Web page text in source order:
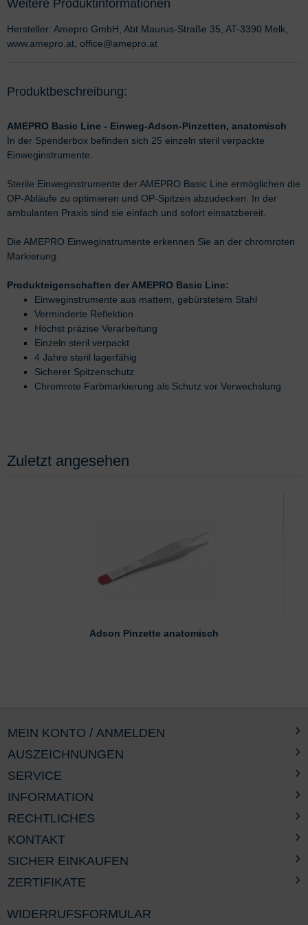
Weitere Produktinformationen
Hersteller: Amepro GmbH, Abt Maurus-Straße 35, AT-3390 Melk,
www.amepro.at, office@amepro.at
Produktbeschreibung:
AMEPRO Basic Line - Einweg-Adson-Pinzetten, anatomisch
In der Spenderbox befinden sich 25 einzeln steril verpackte
Einweginstrumente.
Sterile Einweginstrumente der AMEPRO Basic Line ermöglichen die
OP-Abläufe zu optimieren und OP-Spitzen abzudecken. In der
ambulanten Praxis sind sie einfach und sofort einsatzbereit.
Die AMEPRO Einweginstrumente erkennen Sie an der chromroten
Markierung.
Produkteigenschaften der AMEPRO Basic Line:
Einweginstrumente aus mattem, gebürstetem Stahl
Verminderte Reflektion
Höchst präzise Verarbeitung
Einzeln steril verpackt
4 Jahre steril lagerfähig
Sicherer Spitzenschutz
Chromrote Farbmarkierung als Schutz vor Verwechslung
Zuletzt angesehen
Adson Pinzette anatomisch
AUSZEICHNUNGEN
SERVICE
INFORMATION
RECHTLICHES
MEIN KONTO / ANMELDEN
KONTAKT
SICHER EINKAUFEN
ZERTIFIKATE
WIDERRUFSFORMULAR